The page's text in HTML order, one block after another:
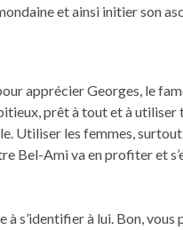
et ainsi initier son
apprécier Georges, le
prêt à tout et à
Utiliser les femmes,
Bel-Ami va en profiter et
à s’identifier à lui. Bon,